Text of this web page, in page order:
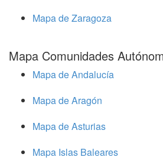
Mapa de Zaragoza
Mapa Comunidades
Mapa de Andalucía
Mapa de Aragón
Mapa de Asturias
Mapa Islas Baleares